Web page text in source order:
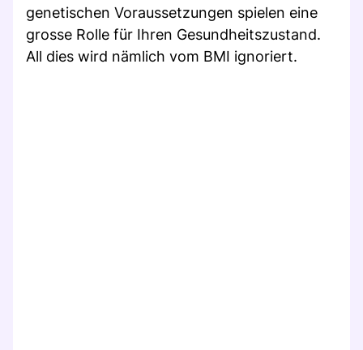
genetischen Voraussetzungen spielen eine
grosse Rolle für Ihren Gesundheitszustand.
All dies wird nämlich vom BMI ignoriert.